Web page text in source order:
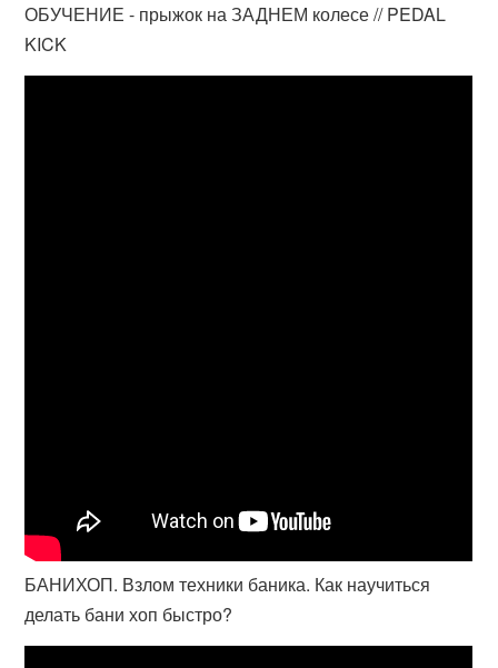
ОБУЧЕНИЕ - прыжок на ЗАДНЕМ колесе // PEDAL
KICK
БАНИХОП. Взлом техники баника. Как научиться
делать бани хоп быстро?